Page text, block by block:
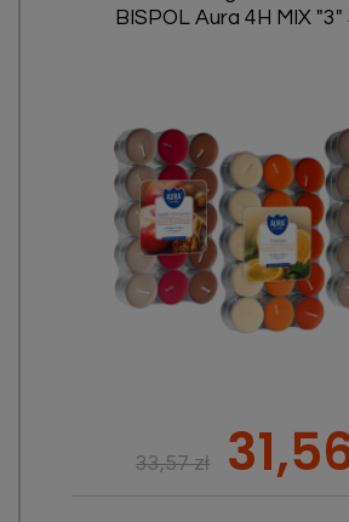
BISPOL Aura 4H MIX
33,57 zł